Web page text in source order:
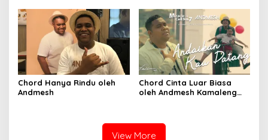
Chord Hanya Rindu oleh
Andmesh
Chord Cinta Luar Biasa
oleh Andmesh Kamaleng
View More